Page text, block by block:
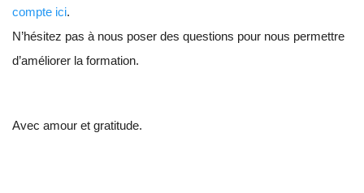
compte ici.
N’hésitez pas à nous poser des questions pour nous permettre
d’améliorer la formation.
Avec amour et gratitude.